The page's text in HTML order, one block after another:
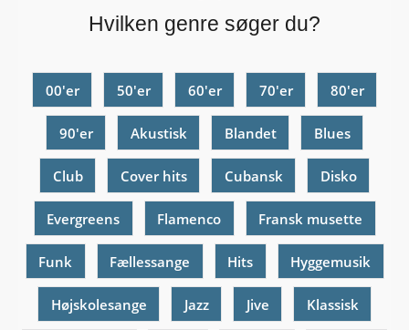
Hvilken genre søger du?
00'er 50'er 60'er 70'er 80'er
90'er Akustisk Blandet Blues
Club Cover hits Cubansk Disko
Evergreens Flamenco Fransk musette
Funk Fællessange Hits Hyggemusik
Højskolesange Jazz Jive Klassisk